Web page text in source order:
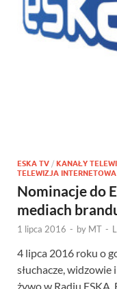
ESKA TV / KANAŁY
TELEWIZJA INTERNETOWA
Nominacje do
mediach
1 lipca 2016 - by MT -
4 lipca 2016 roku o
słuchacze,
żywo w Radiu ESKA,